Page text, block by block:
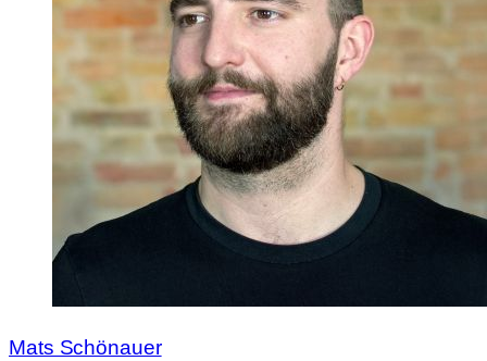
Mats Schönauer